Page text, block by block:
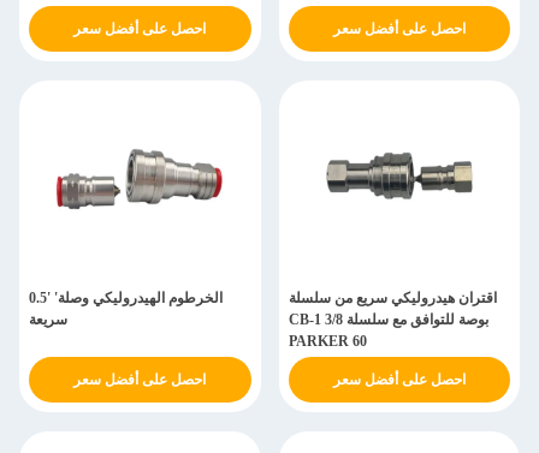
احصل على أفضل سعر احصل على أفضل سعر
0.5' 'الخرطوم الهيدروليكي وصلة
سريعة
احصل على أفضل سعر
اقتران هيدروليكي سريع من سلسلة
CB-1 3/8 بوصة للتوافق مع سلسلة
PARKER 60
احصل على أفضل سعر